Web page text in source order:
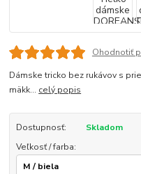
Ohodnotiť
Dámske tricko bez rukávov s
mäkk... celý popis
Dostupnosť:
Skladom
Veľkosť / farba: